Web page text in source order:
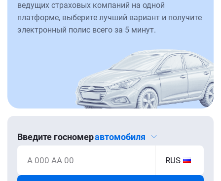
ведущих страховых компаний на одной
платформе, выберите лучший вариант и получите
электронный полис всего за 5 минут.
Введите госномеравтомобиля
А 000 АА 00 RUS